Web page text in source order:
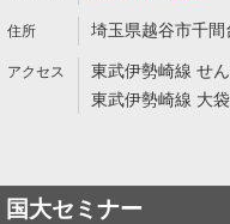
埼玉県越谷市千間
東武伊勢崎線 せ
東武伊勢崎線 大
国大セミナー